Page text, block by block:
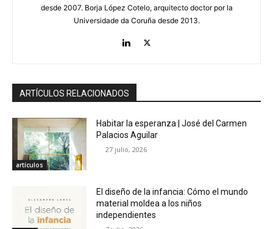
desde 2007. Borja López Cotelo, arquitecto doctor por la
Universidade da Coruña desde 2013.
ARTÍCULOS RELACIONADOS
artículos
Habitar la esperanza | José del Carmen
Palacios Aguilar
27 julio, 2026
El diseño de la infancia: Cómo el mundo
material moldea a los niños
independientes